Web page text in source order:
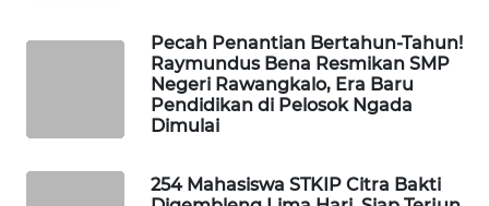
Pecah Penantian Bertahun-Tahun!
Raymundus Bena Resmikan SMP
Negeri Rawangkalo, Era Baru
Pendidikan di Pelosok Ngada
Dimulai
254 Mahasiswa STKIP Citra Bakti
SIANTAR
MEDAN